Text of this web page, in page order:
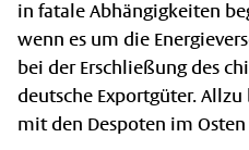
in fatale Abhängigkeiten
wenn es um die
bei der Erschließung des
deutsche Exportgüter.
mit den Despoten im Osten